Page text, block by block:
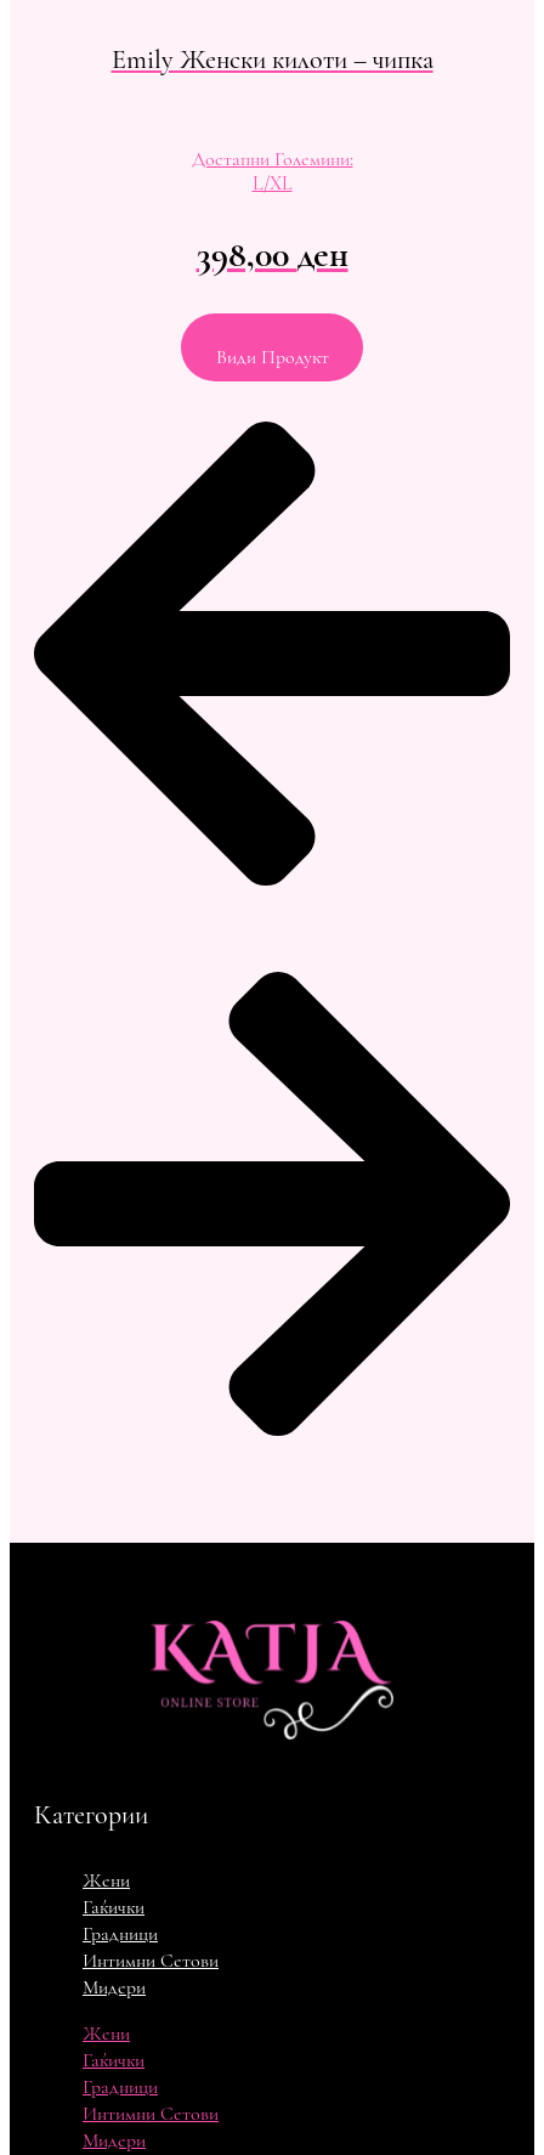
Emily Женски килоти – чипка
Достапни Големини:
L/XL
398,00ден
Види Продукт
Категории
Жени
Гаќички
Градници
Интимни Сетови
Мидери
Жени
Гаќички
Градници
Интимни Сетови
Мидери